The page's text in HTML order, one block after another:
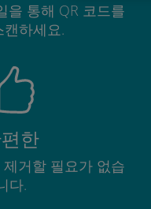
을 통해 QR 코드를
캔하세요.
한
거할 필요가 없습
다.